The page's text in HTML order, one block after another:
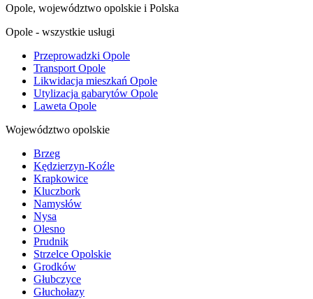
Opole, województwo opolskie i Polska
Opole - wszystkie usługi
Przeprowadzki Opole
Transport Opole
Likwidacja mieszkań Opole
Utylizacja gabarytów Opole
Laweta Opole
Województwo opolskie
Brzeg
Kędzierzyn-Koźle
Krapkowice
Kluczbork
Namysłów
Nysa
Olesno
Prudnik
Strzelce Opolskie
Grodków
Głubczyce
Głuchołazy